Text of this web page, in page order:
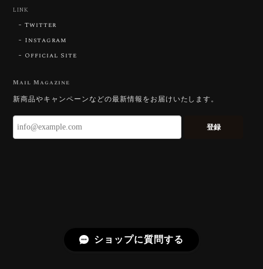
いです。 ウルウルとギラギラを一度に見ることができ
る不思議なカットだと感じました。強い煌めきだけで
です。Star Rose Cut™ は中心から外へ広
LINK
Twitter
Instagram
Official Site
Mail Magazine
新商品やキャンペーンなどの最新情報をお届けいたします。
登録
ショップに質問する